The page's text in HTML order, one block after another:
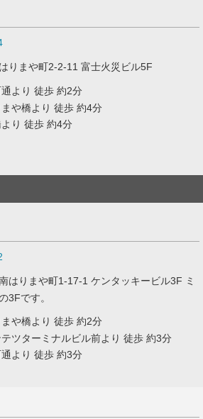
りまや町2-2-11 富士火災ビル5F
より 徒歩 約2分
や橋より 徒歩 約4分
り 徒歩 約4分
はりまや町1-17-1 ケンタッキービル3F ミ
3Fです。
や橋より 徒歩 約2分
ツターミナルビル前より 徒歩 約3分
より 徒歩 約3分